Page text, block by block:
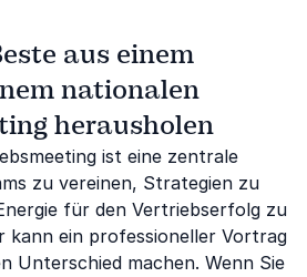
aus einem
nationalen
herausholen
ist eine zentrale
zu vereinen, Strategien zu
für den Vertriebserfolg zu
kann ein professioneller Vortrag
Unterschied machen. Wenn Sie